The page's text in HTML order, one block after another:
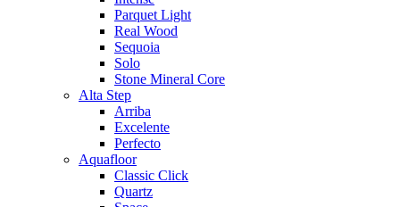
Parquet Light
Real Wood
Sequoia
Solo
Stone Mineral Core
Alta Step
Arriba
Excelente
Perfecto
Aquafloor
Classic Click
Quartz